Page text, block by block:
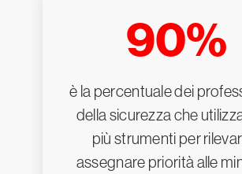
90%
è la percentuale dei
della sicurezza che
più strumenti per
assegnare priorità alle